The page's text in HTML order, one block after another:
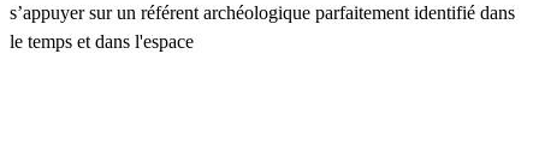
s’appuyer sur un référent archéologique parfaitement identifié dans
le temps et dans l'espace